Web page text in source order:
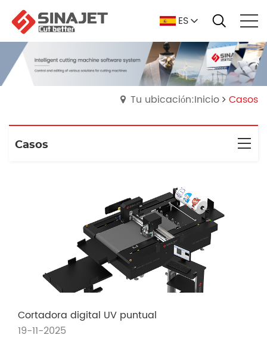
ES
Tu ubicación:Inicio Casos
Casos
Cortadora digital UV puntual
19-11-2025